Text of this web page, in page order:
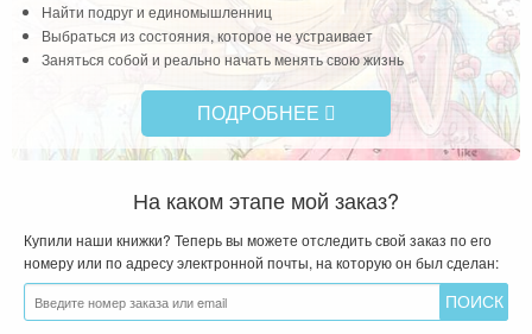
Найти подруг и единомышленниц
Выбраться из состояния, которое не устраивает
Заняться собой и реально начать менять свою жизнь
ПОДРОБНЕЕ
На каком этапе мой заказ?
Купили наши книжки? Теперь вы можете отследить свой заказ по его
номеру или по адресу электронной почты, на которую он был сделан: